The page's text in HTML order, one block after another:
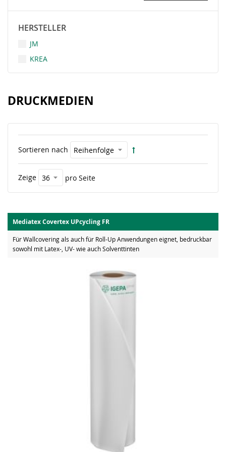
DRUCKMEDIEN
Sortieren nach
Zeige pro Seite
Mediatex Covertex UPcycling FR
Für Wallcovering als auch für Roll-Up Anwendungen eignet, bedruckbar
sowohl mit Latex-, UV- wie auch Solventtinten
HERSTELLER
JM
KREA